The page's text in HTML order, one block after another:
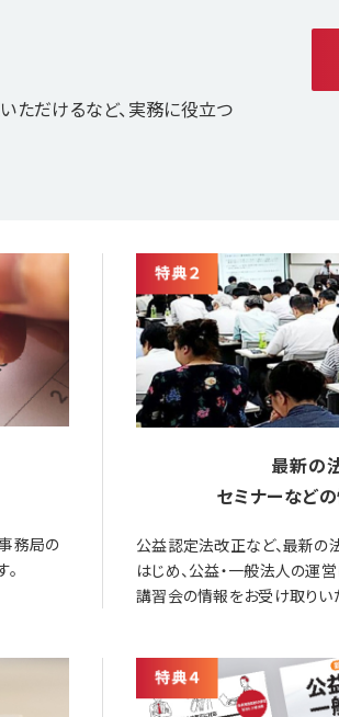
ただけるなど、実務に役立つ
務局の
最新の
セミナーなど
公益認定法改正など、最新の
はじめ、公益・一般法人の運
講習会の情報をお受け取りい